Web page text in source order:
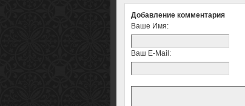
Добавление комментария
Ваше Имя:
Ваш E-Mail: